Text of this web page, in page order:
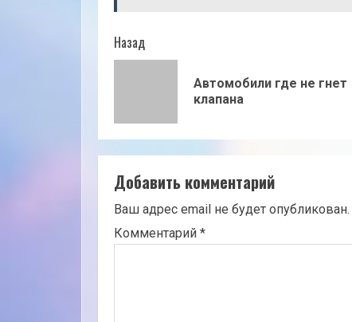
Продолжить
Назад
Автомобили где не гнет
клапана
Добавить комментарий
Ваш адрес email не будет опубликован.
Комментарий *